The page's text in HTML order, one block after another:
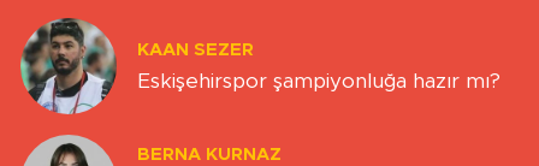
KAAN SEZER
Eskişehirspor şampiyonluğa hazır mı?
BERNA KURNAZ